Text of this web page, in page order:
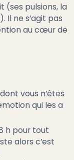
(ses pulsions, la
Il ne s’agit pas
au cœur de
vous n’êtes
qui les a
h pour tout
alors c’est